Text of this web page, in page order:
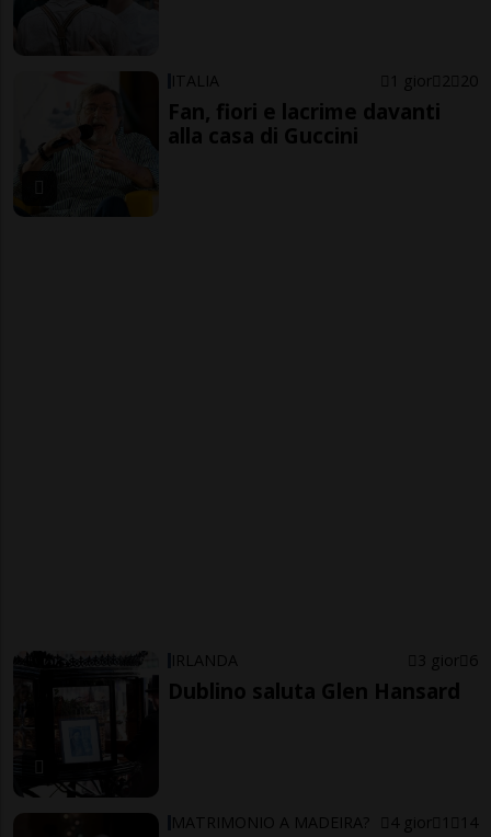
ITALIA 1 gior 2 20
Fan, fiori e lacrime davanti
alla casa di Guccini
IRLANDA 3 gior 6
Dublino saluta Glen Hansard
MATRIMONIO A MADEIRA? 4 gior 1 14